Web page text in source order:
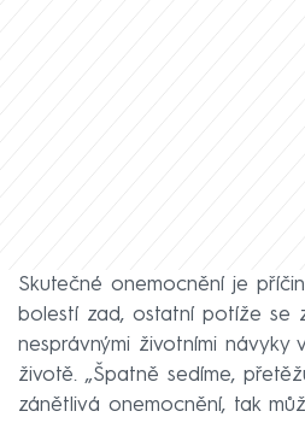
Skutečné onemocnění je
bolestí zad, ostatní potíže se
nesprávnými životními návyky
životě. „Špatně sedíme,
zánětlivá onemocnění, tak